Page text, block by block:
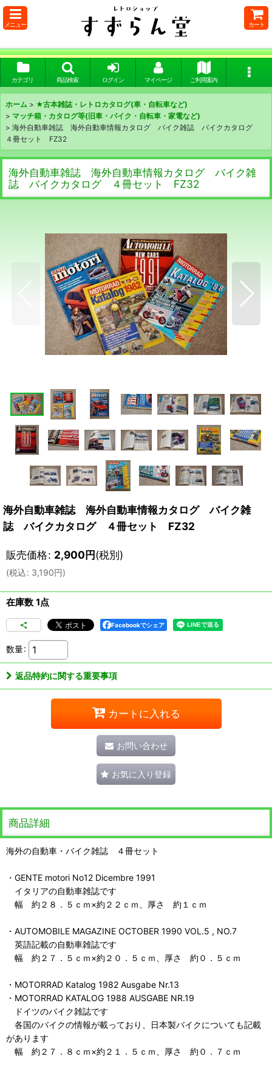
メニュー カート
カテゴリ 商品検索 ログイン マイページ ご利用案内
ホーム > ★古本雑誌・レトロカタログ(車・自転車など)
> マッチ箱・カタログ等(旧車・バイク・自転車・家電など)
> 海外自動車雑誌 海外自動車情報カタログ バイク雑誌 バイクカタログ
４冊セット FZ32
海外自動車雑誌 海外自動車情報カタログ バイク雑
誌 バイクカタログ ４冊セット FZ32
海外自動車雑誌 海外自動車情報カタログ バイク雑
誌 バイクカタログ ４冊セット FZ32
販売価格: 2,900円(税別)
(税込: 3,190円)
在庫数 1点
Facebookでシェア
数量:
返品特約に関する重要事項
カートに入れる
お問い合わせ
お気に入り登録
商品詳細
海外の自動車・バイク雑誌 ４冊セット
・GENTE motori No12 Dicembre 1991
イタリアの自動車雑誌です
幅 約２８．５ｃｍ×約２２ｃｍ、厚さ 約１ｃｍ
・AUTOMOBILE MAGAZINE OCTOBER 1990 VOL.5 , NO.7
英語記載の自動車雑誌です
幅 約２７．５ｃｍ×約２０．５ｃｍ、厚さ 約０．５ｃｍ
・MOTORRAD Katalog 1982 Ausgabe Nr.13
・MOTORRAD KATALOG 1988 AUSGABE NR.19
ドイツのバイク雑誌です
各国のバイクの情報が載っており、日本製バイクについても記載
があります
幅 約２７．８ｃｍ×約２１．５ｃｍ、厚さ 約０．７ｃｍ